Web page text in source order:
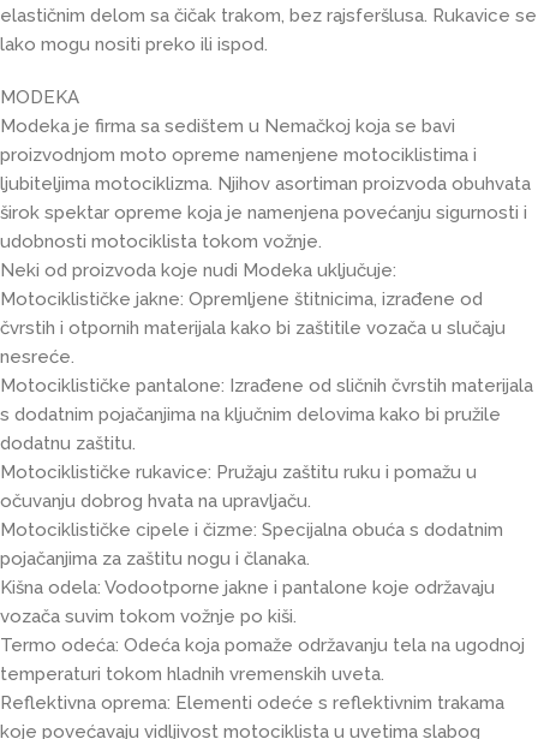
elastičnim delom sa čičak trakom, bez rajsferšlusa. Rukavice se
lako mogu nositi preko ili ispod.
MODEKA
Modeka je firma sa sedištem u Nemačkoj koja se bavi
proizvodnjom moto opreme namenjene motociklistima i
ljubiteljima motociklizma. Njihov asortiman proizvoda obuhvata
širok spektar opreme koja je namenjena povećanju sigurnosti i
udobnosti motociklista tokom vožnje.
Neki od proizvoda koje nudi Modeka uključuje:
Motociklističke jakne: Opremljene štitnicima, izrađene od
čvrstih i otpornih materijala kako bi zaštitile vozača u slučaju
nesreće.
Motociklističke pantalone: Izrađene od sličnih čvrstih materijala
s dodatnim pojačanjima na ključnim delovima kako bi pružile
dodatnu zaštitu.
Motociklističke rukavice: Pružaju zaštitu ruku i pomažu u
očuvanju dobrog hvata na upravljaču.
Motociklističke cipele i čizme: Specijalna obuća s dodatnim
pojačanjima za zaštitu nogu i članaka.
Kišna odela: Vodootporne jakne i pantalone koje održavaju
vozača suvim tokom vožnje po kiši.
Termo odeća: Odeća koja pomaže održavanju tela na ugodnoj
temperaturi tokom hladnih vremenskih uveta.
Reflektivna oprema: Elementi odeće s reflektivnim trakama
koje povećavaju vidljivost motociklista u uvetima slabog